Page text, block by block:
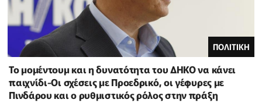
ΠΟΛΙΤΙΚΗ
Το μομέντουμ και η δυνατότητα του ΔΗΚΟ να κάνει
παιχνίδι-Οι σχέσεις με Προεδρικό, οι γέφυρες με
Πινδάρου και ο ρυθμιστικός ρόλος στην πράξη